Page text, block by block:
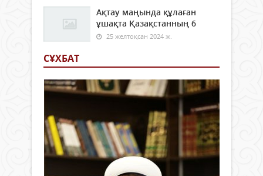
Ақтау маңында құлаған
ұшақта Қазақстанның 6
25 желтоқсан 2024 ж.
СҰХБАТ